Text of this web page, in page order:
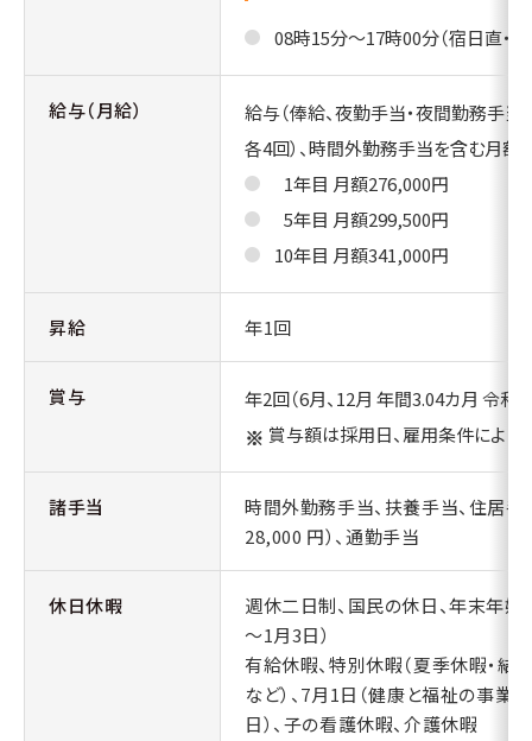
08時15分～17時00分（宿日直・待
給与（月給）
給与（俸給、夜勤手当・夜間勤務手当
各4回）、時間外勤務手当を含む月額
1年目 月額276,000円
5年目 月額299,500円
10年目 月額341,000円
昇給 年1回
賞与
年2回（6月、12月 年間3.04カ月 令和
賞与額は採用日、雇用条件により
諸手当
時間外勤務手当、扶養手当、住居手
28,000 円）、通勤手当
休日休暇
週休二日制、国民の休日、年末年始
～1月3日）
有給休暇、特別休暇（夏季休暇・結
など）、7月1日（健康と福祉の事業
日）、子の看護休暇、介護休暇